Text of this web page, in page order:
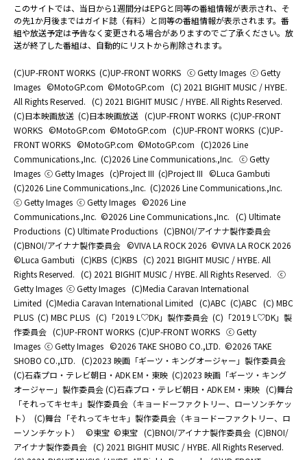
このサイトでは、当日から1週間分はEPGと同等の番組情報が表示され、そ
の先1か月後まではガイド誌（有料）と同等の番組情報が表示されます。番
組や放送予定は予告なく変更される場合がありますのでご了承ください。放
送が終了した番組は、自動的にリストから削除されます。
(C)UP-FRONT WORKS (C)UP-FRONT WORKS ⓒ Getty Images ⓒ Getty
Images ©MotoGP.com ©MotoGP.com (C) 2021 BIGHIT MUSIC / HYBE.
All Rights Reserved. (C) 2021 BIGHIT MUSIC / HYBE. All Rights Reserved.
(C)日本映画放送 (C)日本映画放送 (C)UP-FRONT WORKS (C)UP-FRONT
WORKS ©MotoGP.com ©MotoGP.com (C)UP-FRONT WORKS (C)UP-
FRONT WORKS ©MotoGP.com ©MotoGP.com (C)2026 Line
Communications.,Inc. (C)2026 Line Communications.,Inc. ⓒ Getty
Images ⓒ Getty Images (c)Project III (c)Project III ©Luca Gambuti
(C)2026 Line Communications.,Inc. (C)2026 Line Communications.,Inc.
ⓒ Getty Images ⓒ Getty Images ©2026 Line
Communications.,Inc. ©2026 Line Communications.,Inc. (C) Ultimate
Productions (C) Ultimate Productions (C)BNOI/アイナナ製作委員会
(C)BNOI/アイナナ製作委員会 ©️VIVA LA ROCK 2026 ©️VIVA LA ROCK 2026
©Luca Gambuti (C)KBS (C)KBS (C) 2021 BIGHIT MUSIC / HYBE. All
Rights Reserved. (C) 2021 BIGHIT MUSIC / HYBE. All Rights Reserved. ⓒ
Getty Images ⓒ Getty Images (C)Media Caravan International
Limited (C)Media Caravan International Limited (C)ABC (C)ABC (C) MBC
PLUS (C) MBC PLUS (C)「2019 L♡DK」製作委員会 (C)「2019 L♡DK」製
作委員会 (C)UP-FRONT WORKS (C)UP-FRONT WORKS ⓒ Getty
Images ⓒ Getty Images ©2026 TAKE SHOBO CO.,LTD. ©2026 TAKE
SHOBO CO.,LTD. (C)2023 映画「ギーツ・キングオージャー」製作委員会
(C)石森プロ・テレビ朝日・ADK EM・東映 (C)2023 映画「ギーツ・キング
オージャー」製作委員会 (C)石森プロ・テレビ朝日・ADK EM・東映 (C)舞台
「それってキセキ」製作委員会（キョードーファクトリー、ローソンチケッ
ト）
(C)舞台「それってキセキ」製作委員会（キョードーファクトリー、ロ
ーソンチケット）
©東宝 ©東宝 (C)BNOI/アイナナ製作委員会 (C)BNOI/
アイナナ製作委員会 (C) 2021 BIGHIT MUSIC / HYBE. All Rights Reserved.